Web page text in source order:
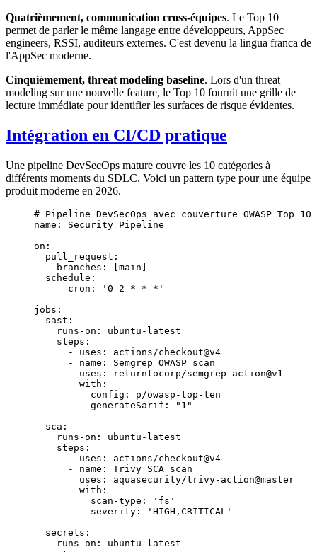
Quatrièmement, communication cross-équipes. Le Top 10
permet de parler le même langage entre développeurs, AppSec
engineers, RSSI, auditeurs externes. C'est devenu la lingua franca de
l'AppSec moderne.
Cinquièmement, threat modeling baseline. Lors d'un threat
modeling sur une nouvelle feature, le Top 10 fournit une grille de
lecture immédiate pour identifier les surfaces de risque évidentes.
Intégration en CI/CD pratique
Une pipeline DevSecOps mature couvre les 10 catégories à
différents moments du SDLC. Voici un pattern type pour une équipe
produit moderne en 2026.
# Pipeline DevSecOps avec couverture OWASP Top 10
name : Security Pipeline
on :
  pull_request
:
    branches
: [main ]
  schedule
:
    -
cron :
'0 2 * * *'
jobs :
  sast
:
    runs-on
: ubuntu-latest
    steps
:
      -
uses : actions/checkout@v4
      -
name : Semgrep OWASP scan
        uses
:
returntocorp/semgrep-action@v1
        with
:
          config
: p/owasp-top-ten
          generateSarif
:
"1"
  sca
:
    runs-on
: ubuntu-latest
    steps
:
      -
uses : actions/checkout@v4
      -
name : Trivy SCA scan
        uses
: aquasecurity/trivy-action@master
        with
:
          scan-type
:
'fs'
          severity
:
'HIGH,CRITICAL'
  secrets
:
    runs-on
: ubuntu-latest